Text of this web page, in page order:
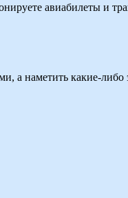
авиабилеты и
а наметить какие-либо